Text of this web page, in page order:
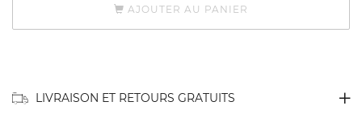
AJOUTER AU PANIER
LIVRAISON ET RETOURS GRATUITS